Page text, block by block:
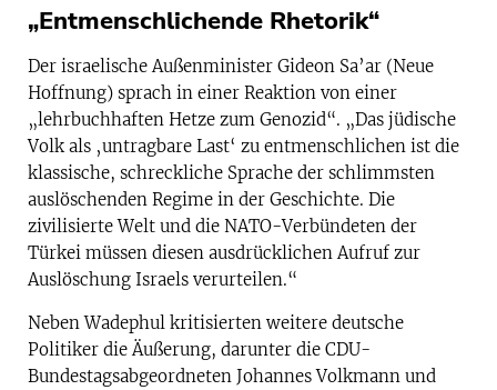
„Entmenschlichende Rhetorik“
Der israelische Außenminister Gideon Sa’ar (Neue
Hoffnung) sprach in einer Reaktion von einer
„lehrbuchhaften Hetze zum Genozid“. „Das jüdische
Volk als ‚untragbare Last‘ zu entmenschlichen ist die
klassische, schreckliche Sprache der schlimmsten
auslöschenden Regime in der Geschichte. Die
zivilisierte Welt und die NATO-Verbündeten der
Türkei müssen diesen ausdrücklichen Aufruf zur
Auslöschung Israels verurteilen.“
Neben Wadephul kritisierten weitere deutsche
Politiker die Äußerung, darunter die CDU-
Bundestagsabgeordneten Johannes Volkmann und